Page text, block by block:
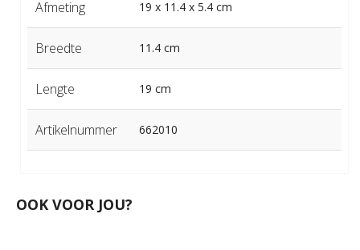
Afmeting 19 x 11.4 x 5.4 cm
Breedte 11.4 cm
Lengte 19 cm
Artikelnummer 662010
OOK VOOR JOU?